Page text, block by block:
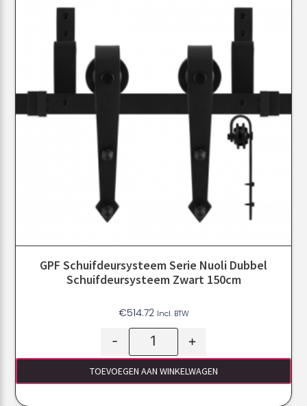
GPF Schuifdeursysteem Serie Nuoli Dubbel
Schuifdeursysteem Zwart 150cm
€514.72 Incl. BTW
- +
TOEVOEGEN AAN WINKELWAGEN